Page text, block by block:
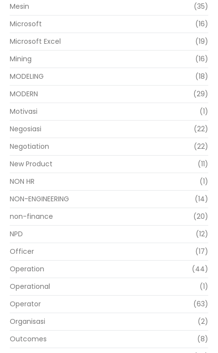
Mesin
(35)
Microsoft
(16)
Microsoft Excel
(19)
Mining
(16)
MODELING
(18)
MODERN
(29)
Motivasi
(1)
Negosiasi
(22)
Negotiation
(22)
New Product
(11)
NON HR
(1)
NON-ENGINEERING
(14)
non-finance
(20)
NPD
(12)
Officer
(17)
Operation
(44)
Operational
(1)
Operator
(63)
Organisasi
(2)
Outcomes
(8)